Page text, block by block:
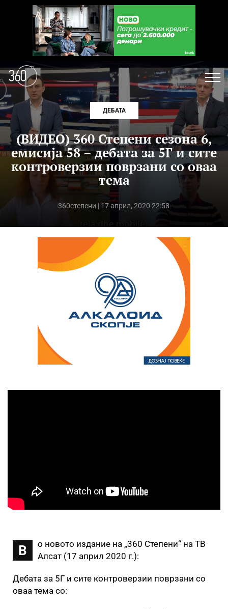
ДЕБАТА
(ВИДЕО) 360 Степени сезона 6,
емисија 58 – дебата за 5Г и сите
контроверзии поврзани со оваа
тема
360степени | 17 април, 2020 22:58
В
о новото издание на „360 Степени“ на ТВ
Алсат (17 април 2020 г.):
Дебата за 5Г и сите контроверзии поврзани со
оваа тема со: